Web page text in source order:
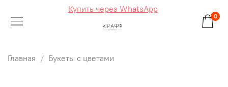
Купить через WhatsApp
0
Главная Букеты с цветами